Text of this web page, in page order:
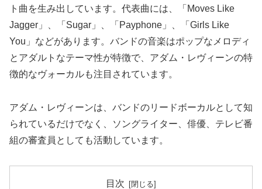
ト曲を生み出しています。代表曲には、「Moves Like
Jagger」、「Sugar」、「Payphone」、「Girls Like
You」などがあります。バンドの音楽はポップなメロディ
とアダルトなテーマ性が特徴で、アダム・レヴィーンの特
徴的なヴォーカルも注目されています。
アダム・レヴィーンは、バンドのリードボーカルとして知
られているだけでなく、ソングライター、俳優、テレビ番
組の審査員としても活動しています。
目次